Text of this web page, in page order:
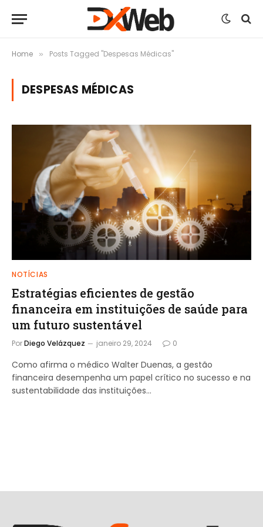
Home » Posts Tagged "Despesas Médicas"
DESPESAS MÉDICAS
NOTÍCIAS
Estratégias eficientes de gestão
financeira em instituições de saúde para
um futuro sustentável
PorDiego Velázquez janeiro 29, 2024 0
Como afirma o médico Walter Duenas, a gestão
financeira desempenha um papel crítico no sucesso e na
sustentabilidade das instituições…